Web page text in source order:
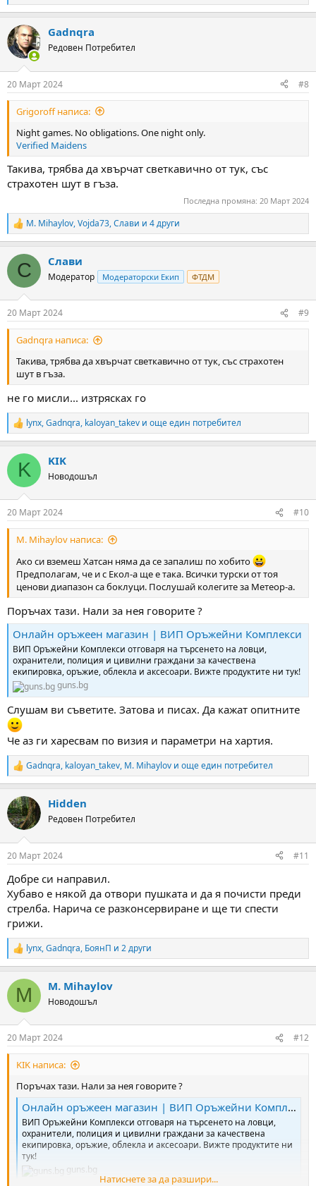
e
c
t
i
s
:
Gadnqra
Редовен Потребител
20 Март 2024 #8
Grigoroff написа:
Night games. No obligations. One night only.
Verified Maidens
Такива, трябва да хвърчат светкавично от тук, със
страхотен шут в гъза.
Последна промяна: 20 Март 2024
R
e
c
i
s
:
M. Mihaylov,Vojda73,Слави и 4 други
С Слави
Модератор Модераторски Екип ФТДМ
20 Март 2024 #9
Gadnqra написа:
Такива, трябва да хвърчат светкавично от тук, със страхотен
шут в гъза.
не го мисли... изтрясках го
R
e
c
i
s
:
lynx,Gadnqra, kaloyan_takev и още един потребител
K KIK
Новодошъл
20 Март 2024 #10
M. Mihaylov написа:
Ако си вземеш Хатсан няма да се запалиш по хобито
Предполагам, че и с Екол-а ще е така. Всички турски от тоя
ценови диапазон са боклуци. Послушай колегите за Метеор-а.
Поръчах тази. Нали за нея говорите ?
Онлайн оръжеен магазин | ВИП Оръжейни Комплекси
ВИП Оръжейни Комплекси отговаря на търсенето на ловци,
охранители, полиция и цивилни граждани за качествена
екипировка, оръжие, облекла и аксесоари. Вижте продуктите ни тук!
guns.bg
Слушам ви съветите. Затова и писах. Да кажат опитните
Че аз ги харесвам по визия и параметри на хартия.
R
e
c
t
i
s
Gadnqra, kaloyan_takev, M. Mihaylov и още един потребител
Hidden
Редовен Потребител
20 Март 2024 #11
Добре си направил.
Хубаво е някой да отвори пушката и да я почисти преди
стрелба. Нарича се разконсервиране и ще ти спести
грижи.
R
e
c
i
s
:
lynx,Gadnqra, БоянП и 2 други
M M. Mihaylov
Новодошъл
20 Март 2024 #12
KIK написа:
Поръчах тази. Нали за нея говорите ?
Онлайн оръжеен магазин | ВИП Оръжейни Комплекси
ВИП Оръжейни Комплекси отговаря на търсенето на ловци,
охранители, полиция и цивилни граждани за качествена
екипировка, оръжие, облекла и аксесоари. Вижте продуктите ни
тук!
guns.bg
Натиснете за да разшири...